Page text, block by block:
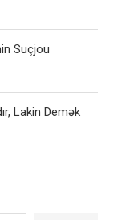
Suçjou
Lakin Demək